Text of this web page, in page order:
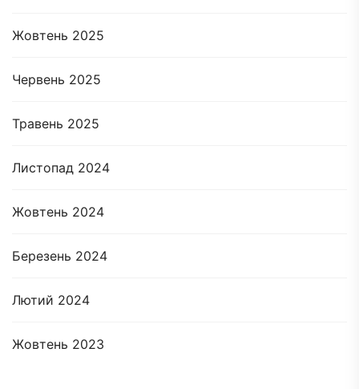
Жовтень 2025
Червень 2025
Травень 2025
Листопад 2024
Жовтень 2024
Березень 2024
Лютий 2024
Жовтень 2023